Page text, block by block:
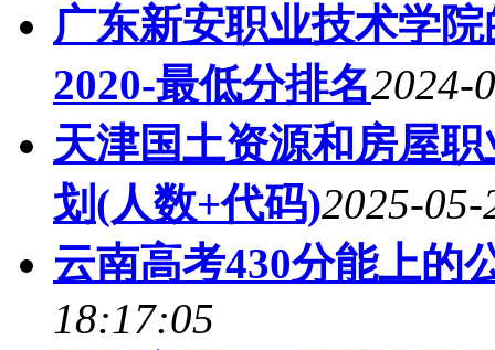
广东新安职业技术学
2020-最低分排名2024-
天津国土资源和房屋
划(人数+代码)2025-
云南高考430分能上的
18:17:05